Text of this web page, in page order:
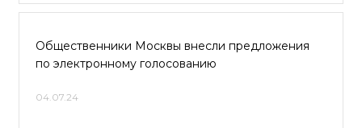
Общественники Москвы внесли предложения
по электронному голосованию
04.07.24